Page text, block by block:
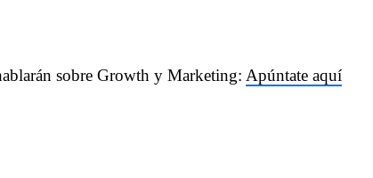
sobre Growth y Marketing: Apúntate aquí